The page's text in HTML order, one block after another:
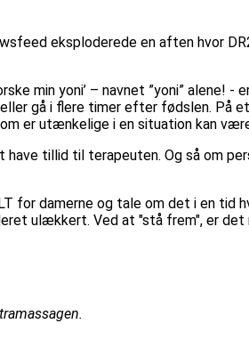
eksploderede en aften hvor
min yoni’ – navnet ”yoni”
gå i flere timer efter fødslen.
er utænkelige i en situation kan
tillid til terapeuten. Og så om
for damerne og tale om det i en
ulækkert. Ved at "stå frem", er